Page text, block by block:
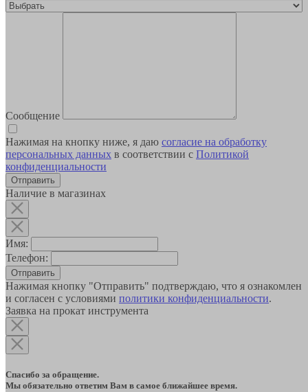
Сообщение
Нажимая на кнопку ниже, я даю согласие на обработку
персональных данных в соответствии с Политикой
конфиденциальности
Наличие в магазинах
Имя:
Телефон:
Отправить
Нажимая кнопку "Отправить" подтверждаю, что я ознакомлен
и согласен с условиями политики конфиденциальности.
Заявка на прокат инструмента
Спасибо за обращение.
Мы обязательно ответим Вам в самое ближайшее время.